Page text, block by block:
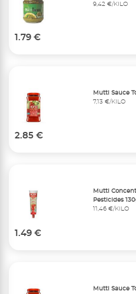
9,42 €/KILO
1.79 €
Mutti Sauce
7,13 €/KILO
2.85 €
Mutti
Pesticides
11,46 €/KILO
1.49 €
Mutti Sauce